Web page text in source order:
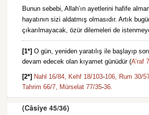
Bunun sebebi, Allah’ın ayetlerini hafife
hayatının sizi aldatmış olmasıdır. Artık
çıkarılmayacak, özür dilemeleri de
[1*] O gün, yeniden yaratılış ile başlayıp
devam edecek olan kıyamet günüdür (A’raf
[2*] Nahl 16/84, Kehf 18/103-106, Rum 30/
Tahrim 66/7, Mürselat 77/35-36.
(Câsiye 45/36)